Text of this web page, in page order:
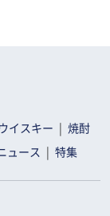
ウイスキー 焼酎
ュース 特集